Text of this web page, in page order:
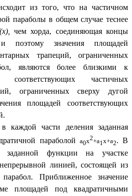
из того, что на частичном
параболы в общем случае теснее
чем хорда, соединяющая концы
поэтому значения площадей
трапеций, ограниченных
являются более близкими к
соответствующих частичных
ограниченных сверху дугой
площадей соответствующих
в каждой части деления заданная
параболой a0x2+a1 x+a2. В
заданной функции на участке
непрерывной линией, состоящей из
парабол. Приближенное значение
площадей под квадратичными